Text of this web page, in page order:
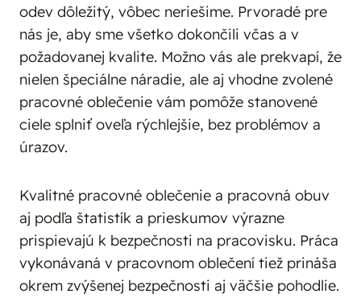
odev dôležitý, vôbec neriešime. Prvoradé pre
nás je, aby sme všetko dokončili včas a v
požadovanej kvalite. Možno vás ale prekvapí, že
nielen špeciálne náradie, ale aj vhodne zvolené
pracovné oblečenie vám pomôže stanovené
ciele splniť oveľa rýchlejšie, bez problémov a
úrazov.
Kvalitné pracovné oblečenie a pracovná obuv
aj podľa štatistík a prieskumov výrazne
prispievajú k bezpečnosti na pracovisku. Práca
vykonávaná v pracovnom oblečení tiež prináša
okrem zvýšenej bezpečnosti aj väčšie pohodlie.